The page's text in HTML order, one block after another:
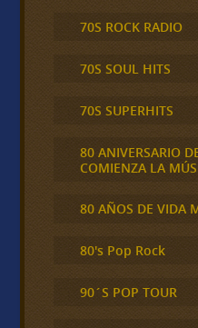
70S ROCK RADIO
70S SOUL HITS
70S SUPERHITS
80 ANIVERSARIO
COMIENZA LA
80 AÑOS DE VIDA
80's Pop Rock
90´S POP TOUR